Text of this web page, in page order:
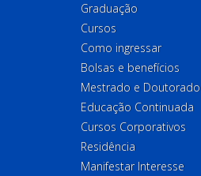
Graduação
Cursos
Como ingressar
Bolsas e benefícios
Mestrado e Doutorado
Educação Continuada
Cursos Corporativos
Residência
Manifestar Interesse